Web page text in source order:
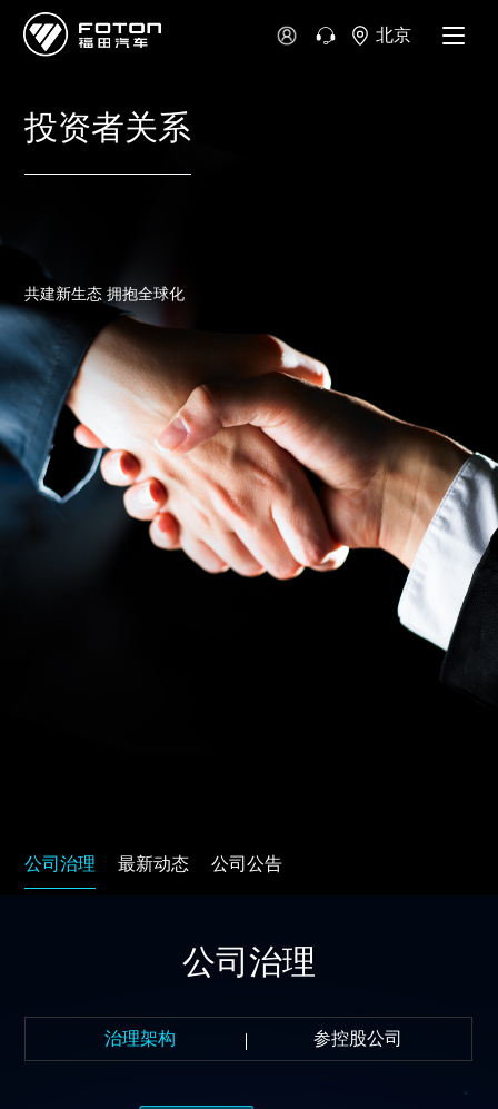
北京
投资者关系
共建新生态 拥抱全球化
公司治理 最新动态 公司公告
公司治理
治理架构 参控股公司